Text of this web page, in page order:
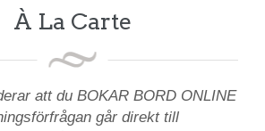
À La Carte
att du BOKAR BORD ONLINE
går direkt till